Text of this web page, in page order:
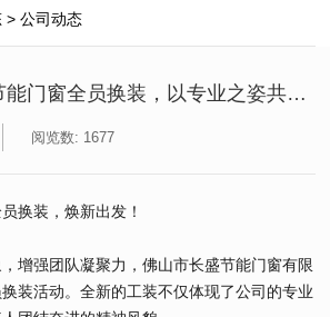
>公司动态
焕新启航！长盛节能门窗全员换装，以专业之姿共赴新征程
阅览数: 1677
换装，焕新出发！
增强团队凝聚力，佛山市长盛节能门窗有限
装活动。全新的工装不仅体现了公司的专业